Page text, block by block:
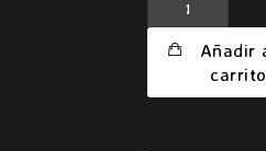
Faro
Portocolom
cantidad
Añadir
carrito